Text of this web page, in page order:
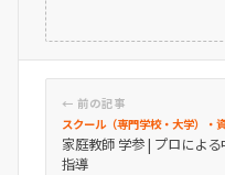
← 前の記事
スクール（専門学校・大学）・
家庭教師 学参 | プロによ
指導